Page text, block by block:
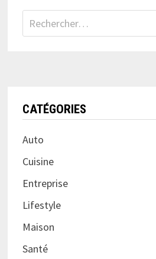
Rechercher :
CATÉGORIES
Auto
Cuisine
Entreprise
Lifestyle
Maison
Santé